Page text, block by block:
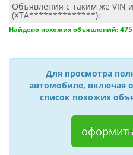
Объявления с таким же VIN
(XTA**************):
Найдено похожих объявлений: 475
Для просмотра
автомобиле, включая
список похожих